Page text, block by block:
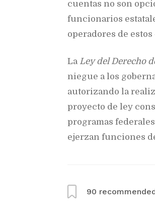
cuentas no son
funcionarios
operadores de
La Ley del Derecho
niegue a los
autorizando la
proyecto de ley
programas
ejerzan funciones
90